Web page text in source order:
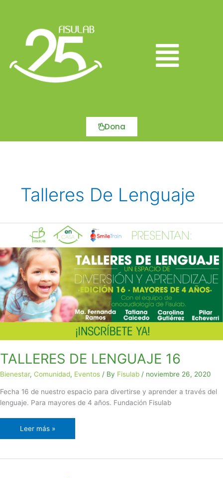
Main
Menu
Dona
Talleres De Lenguaje
TALLERES DE LENGUAJE 16
Bienestar, Comunidad, Eventos / By Fisulab / noviembre 26, 2020
Fecha 16 de nuestro espacio para divertirse y aprender a través del
lenguaje. Para mayores de 4 años. Fundación Fisulab
TALLERES
LENGUAJE
16
Leer más »